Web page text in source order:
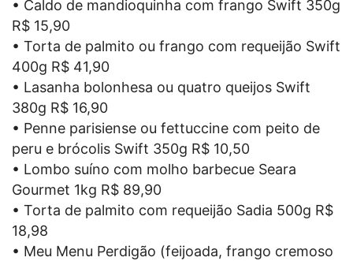
• Caldo de mandioquinha com frango Swift 350g
R$ 15,90
• Torta de palmito ou frango com requeijão Swift
400g R$ 41,90
• Lasanha bolonhesa ou quatro queijos Swift
380g R$ 16,90
• Penne parisiense ou fettuccine com peito de
peru e brócolis Swift 350g R$ 10,50
• Lombo suíno com molho barbecue Seara
Gourmet 1kg R$ 89,90
• Torta de palmito com requeijão Sadia 500g R$
18,98
• Meu Menu Perdigão (feijoada, frango cremoso